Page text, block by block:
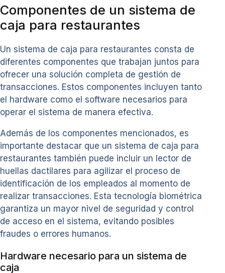
Componentes de un sistema de
caja para restaurantes
Un sistema de caja para restaurantes consta de
diferentes componentes que trabajan juntos para
ofrecer una solución completa de gestión de
transacciones. Estos componentes incluyen tanto
el hardware como el software necesarios para
operar el sistema de manera efectiva.
Además de los componentes mencionados, es
importante destacar que un sistema de caja para
restaurantes también puede incluir un lector de
huellas dactilares para agilizar el proceso de
identificación de los empleados al momento de
realizar transacciones. Esta tecnología biométrica
garantiza un mayor nivel de seguridad y control
de acceso en el sistema, evitando posibles
fraudes o errores humanos.
Hardware necesario para un sistema de
caja